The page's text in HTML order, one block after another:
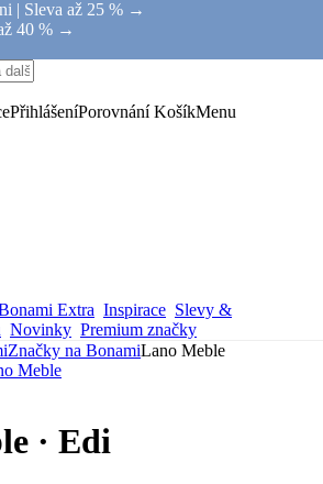
| Sleva až 25 % →
40 % →
PřihlášeníPorovnání KošíkMenu
Extra Inspirace Slevy &
Novinky Premium značky
Značky na BonamiLano Meble
Meble
· Edi